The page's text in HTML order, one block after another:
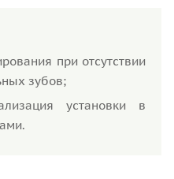
при отсутствии
зубов;
установки в